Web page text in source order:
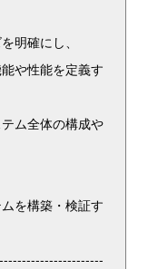
明確にし、
性能を定義す
ム全体の構成や
を構築・検証す